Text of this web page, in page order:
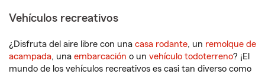
Vehículos recreativos
¿Disfruta del aire libre con una casa rodante, un remolque de
acampada, una embarcación o un vehículo todoterreno? ¡El
mundo de los vehículos recreativos es casi tan diverso como